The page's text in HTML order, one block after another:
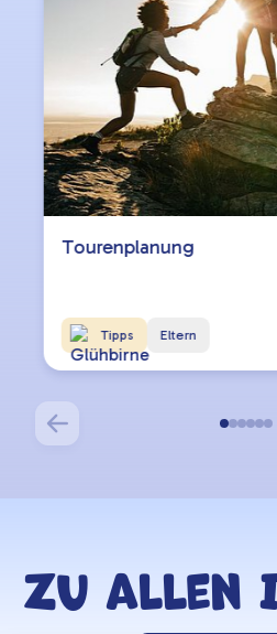
Tourenplanung
Tipps Eltern
Zu allen